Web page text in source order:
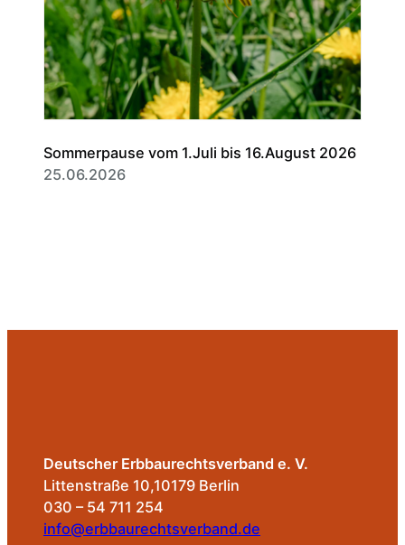
Sommerpause vom 1.Juli bis 16.August 2026
25.06.2026
Deutscher Erbbaurechtsverband e. V.
Littenstraße 10,10179 Berlin
030 – 54 711 254
info@erbbaurechtsverband.de